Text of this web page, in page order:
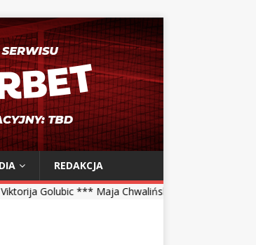
REDAKCJA
Chwalińska 5-7, 1-6 Talia Gibson *** Magdalena